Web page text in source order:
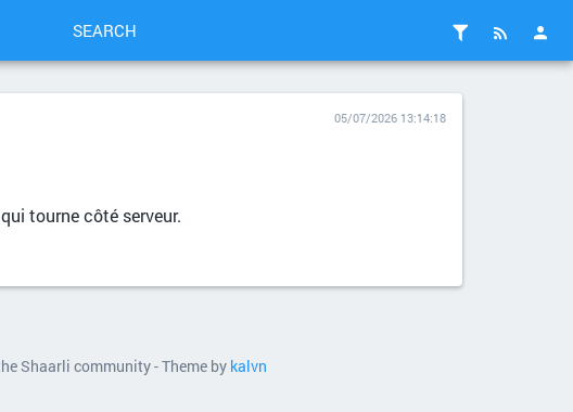
SEARCH
05/07/2026 13:14:18
tourne côté serveur.
Shaarli community - Theme by kalvn